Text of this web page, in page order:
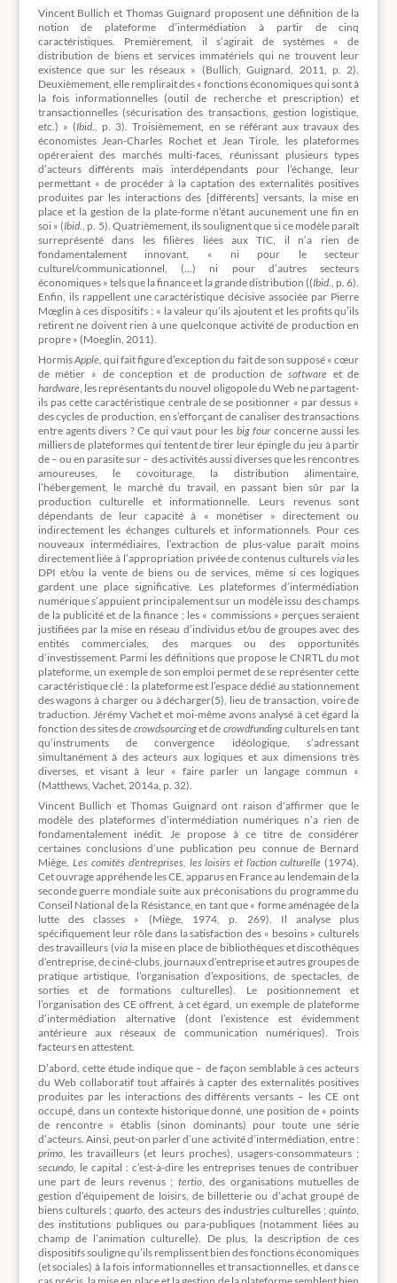
Vincent Bullich et Thomas Guignard proposent une définition de la
notion de plateforme d’intermédiation à partir de cinq
caractéristiques. Premièrement, il s’agirait de systèmes « de
distribution de biens et services immatériels qui ne trouvent leur
existence que sur les réseaux » (Bullich, Guignard, 2011, p. 2).
Deuxièmement, elle remplirait des « fonctions économiques qui sont à
la fois informationnelles (outil de recherche et prescription) et
transactionnelles (sécurisation des transactions, gestion logistique,
etc.) » (Ibid., p. 3). Troisièmement, en se référant aux travaux des
économistes Jean-Charles Rochet et Jean Tirole, les plateformes
opéreraient des marchés multi-faces, réunissant plusieurs types
d’acteurs différents mais interdépendants pour l’échange, leur
permettant « de procéder à la captation des externalités positives
produites par les interactions des [différents] versants, la mise en
place et la gestion de la plate-forme n’étant aucunement une fin en
soi » (Ibid., p. 5). Quatrièmement, ils soulignent que si ce modèle paraît
surreprésenté dans les filières liées aux TIC, il n’a rien de
fondamentalement innovant, « ni pour le secteur
culturel/communicationnel, (…) ni pour d’autres secteurs
économiques » tels que la finance et la grande distribution ((Ibid., p. 6).
Enfin, ils rappellent une caractéristique décisive associée par Pierre
Mœglin à ces dispositifs : « la valeur qu’ils ajoutent et les profits qu’ils
retirent ne doivent rien à une quelconque activité de production en
propre » (Moeglin, 2011).
HormisApple, qui fait figure d’exception du fait de son supposé « cœur
de métier » de conception et de production de software et de
hardware, les représentants du nouvel oligopole du Web ne partagent-
ils pas cette caractéristique centrale de se positionner « par dessus »
des cycles de production, en s’efforçant de canaliser des transactions
entre agents divers ? Ce qui vaut pour les big four concerne aussi les
milliers de plateformes qui tentent de tirer leur épingle du jeu à partir
de – ou en parasite sur – des activités aussi diverses que les rencontres
amoureuses, le covoiturage, la distribution alimentaire,
l’hébergement, le marché du travail, en passant bien sûr par la
production culturelle et informationnelle. Leurs revenus sont
dépendants de leur capacité à « monétiser » directement ou
indirectement les échanges culturels et informationnels. Pour ces
nouveaux intermédiaires, l’extraction de plus-value paraît moins
directement liée à l’appropriation privée de contenus culturelsviales
DPI et/ou la vente de biens ou de services, même si ces logiques
gardent une place significative. Les plateformes d’intermédiation
numérique s’appuient principalement sur un modèle issu des champs
de la publicité et de la finance ; les « commissions » perçues seraient
justifiées par la mise en réseau d’individus et/ou de groupes avec des
entités commerciales, des marques ou des opportunités
d’investissement. Parmi les définitions que propose le CNRTL du mot
plateforme, un exemple de son emploi permet de se représenter cette
caractéristique clé : la plateforme est l’espace dédié au stationnement
des wagons à charger ou à décharger(5), lieu de transaction, voire de
traduction. Jérémy Vachet et moi-même avons analysé à cet égard la
fonction des sites de crowdsourcinget de crowdfundingculturels en tant
qu’instruments de convergence idéologique, s’adressant
simultanément à des acteurs aux logiques et aux dimensions très
diverses, et visant à leur « faire parler un langage commun »
(Matthews, Vachet, 2014a, p. 32).
Vincent Bullich et Thomas Guignard ont raison d’affirmer que le
modèle des plateformes d’intermédiation numériques n’a rien de
fondamentalement inédit. Je propose à ce titre de considérer
certaines conclusions d’une publication peu connue de Bernard
Miège, Les comités d’entreprises, les loisirs et l’action culturelle (1974).
Cet ouvrage appréhende les CE, apparus en France au lendemain de la
seconde guerre mondiale suite aux préconisations du programme du
Conseil National de la Résistance, en tant que « forme aménagée de la
lutte des classes » (Miège, 1974, p. 269). Il analyse plus
spécifiquement leur rôle dans la satisfaction des « besoins » culturels
des travailleurs (via la mise en place de bibliothèques et discothèques
d’entreprise, de ciné-clubs, journaux d’entreprise et autres groupes de
pratique artistique, l’organisation d’expositions, de spectacles, de
sorties et de formations culturelles). Le positionnement et
l’organisation des CE offrent, à cet égard, un exemple de plateforme
d’intermédiation alternative (dont l’existence est évidemment
antérieure aux réseaux de communication numériques). Trois
facteurs en attestent.
D’abord, cette étude indique que – de façon semblable à ces acteurs
du Web collaboratif tout affairés à capter des externalités positives
produites par les interactions des différents versants – les CE ont
occupé, dans un contexte historique donné, une position de « points
de rencontre » établis (sinon dominants) pour toute une série
d’acteurs. Ainsi, peut-on parler d’une activité d’intermédiation, entre :
primo, les travailleurs (et leurs proches), usagers-consommateurs ;
secundo, le capital : c’est-à-dire les entreprises tenues de contribuer
une part de leurs revenus ; tertio, des organisations mutuelles de
gestion d’équipement de loisirs, de billetterie ou d’achat groupé de
biens culturels ;quarto , des acteurs des industries culturelles ;quinto
des institutions publiques ou para-publiques (notamment liées au
champ de l’animation culturelle). De plus, la description de ces
dispositifs souligne qu’ils remplissent bien des fonctions économiques
(et sociales) à la fois informationnelles et transactionnelles, et dans ce